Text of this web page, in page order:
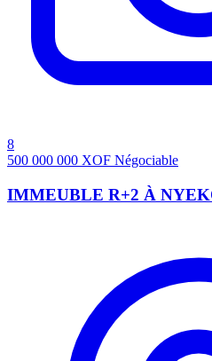
8
500 000 000 XOF Négociable
IMMEUBLE R+2 À